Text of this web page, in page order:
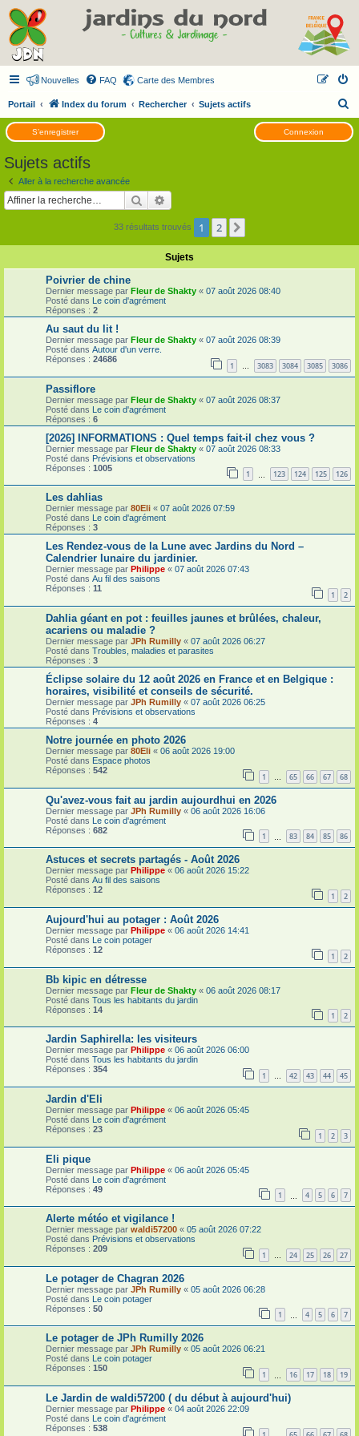
Nouvelles FAQ Carte des Membres
Portail Index du forum Rechercher Sujets actifs
e
c
S’enregistrer Connexion
Sujets actifs
Aller à la recherche avancée
Rechercher
33 résultats trouvés 1 2
Sujets
Poivrier de chine
Dernier message par Fleur de Shakty « 07 août 2026 08:40
Posté dans Le coin d'agrément
Réponses : 2
Au saut du lit !
Dernier message par Fleur de Shakty « 07 août 2026 08:39
Posté dans Autour d'un verre.
Réponses : 24686
1 … 3083 3084 3085 3086
Passiflore
Dernier message par Fleur de Shakty « 07 août 2026 08:37
Posté dans Le coin d'agrément
Réponses : 6
[2026] INFORMATIONS : Quel temps fait-il chez vous ?
Dernier message par Fleur de Shakty « 07 août 2026 08:33
Posté dans Prévisions et observations
Réponses : 1005
1 123 124 125 126
Les dahlias
Dernier message par 80Eli « 07 août 2026 07:59
Posté dans Le coin d'agrément
Réponses : 3
Les Rendez-vous de la Lune avec Jardins du Nord –
Calendrier lunaire du jardinier.
Dernier message par Philippe « 07 août 2026 07:43
Posté dans Au fil des saisons
Réponses : 11
1 2
Dahlia géant en pot : feuilles jaunes et brûlées, chaleur,
acariens ou maladie ?
Dernier message par JPh Rumilly « 07 août 2026 06:27
Posté dans Troubles, maladies et parasites
Réponses : 3
Éclipse solaire du 12 août 2026 en France et en Belgique :
horaires, visibilité et conseils de sécurité.
Dernier message par JPh Rumilly « 07 août 2026 06:25
Posté dans Prévisions et observations
Réponses : 4
Notre journée en photo 2026
Dernier message par 80Eli « 06 août 2026 19:00
Posté dans Espace photos
Réponses : 542
1 … 65 66 67 68
Qu'avez-vous fait au jardin aujourdhui en 2026
Dernier message par JPh Rumilly « 06 août 2026 16:06
Posté dans Le coin d'agrément
Réponses : 682
1 83 84 85 86
Astuces et secrets partagés - Août 2026
Dernier message par Philippe « 06 août 2026 15:22
Posté dans Au fil des saisons
Réponses : 12
1 2
Aujourd'hui au potager : Août 2026
Dernier message par Philippe « 06 août 2026 14:41
Posté dans Le coin potager
Réponses : 12
1 2
Bb kipic en détresse
Dernier message par Fleur de Shakty « 06 août 2026 08:17
Posté dans Tous les habitants du jardin
Réponses : 14
1 2
Jardin Saphirella: les visiteurs
Dernier message par Philippe « 06 août 2026 06:00
Posté dans Tous les habitants du jardin
Réponses : 354
1 … 42 43 44 45
Jardin d'Eli
Dernier message par Philippe « 06 août 2026 05:45
Posté dans Le coin d'agrément
Réponses : 23
1 2 3
Eli pique
Dernier message par Philippe « 06 août 2026 05:45
Posté dans Le coin d'agrément
Réponses : 49
1 4 5 6 7
Alerte météo et vigilance !
Dernier message par waldi57200 « 05 août 2026 07:22
Posté dans Prévisions et observations
Réponses : 209
1 … 24 25 26 27
Le potager de Chagran 2026
Dernier message par JPh Rumilly « 05 août 2026 06:28
Posté dans Le coin potager
Réponses : 50
1 4 5 6 7
Le potager de JPh Rumilly 2026
Dernier message par JPh Rumilly « 05 août 2026 06:21
Posté dans Le coin potager
Réponses : 150
1 16 17 18 19
Le Jardin de waldi57200 ( du début à aujourd'hui)
Dernier message par Philippe « 04 août 2026 22:09
Posté dans Le coin d'agrément
Réponses : 538